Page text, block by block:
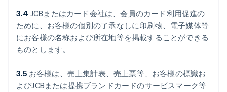
3.4 JCBまたはカード会社は、会員のカード利用促進の
ために、お客様の個別の了承なしに印刷物、電子媒体等
にお客様の名称および所在地等を掲載することができる
ものとします。
3.5 お客様は、売上集計表、売上票等、お客様の標識お
よびJCBまたは提携ブランドカードのサービスマーク等